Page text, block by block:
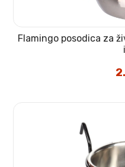
Flamingo posodica za